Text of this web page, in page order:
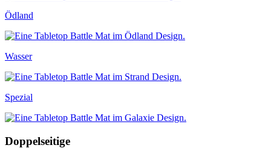
Ödland
Wasser
Spezial
Doppelseitige